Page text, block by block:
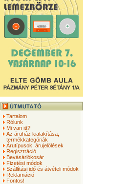
Tartalom
Rólunk
Mi van itt?
Az áruház kialakítása,
termékkategóriák
Árutípusok, árujelölések
Regisztráció
Bevásárlókosár
Fizetési módok
Szállítási idő és átvételi módok
Reklamáció
Fontos!